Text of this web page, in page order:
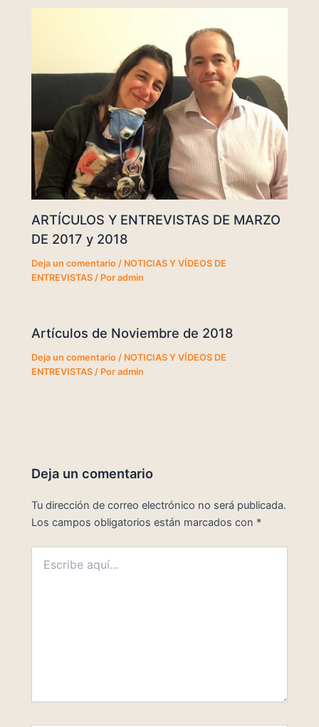
ARTÍCULOS Y ENTREVISTAS DE MARZO
DE 2017 y 2018
Deja un comentario / NOTICIAS Y VÍDEOS DE
ENTREVISTAS / Poradmin
Artículos de Noviembre de 2018
Deja un comentario / NOTICIAS Y VÍDEOS DE
ENTREVISTAS / Poradmin
Deja un comentario
Tu dirección de correo electrónico no será publicada.
Los campos obligatorios están marcados con *
aquí...